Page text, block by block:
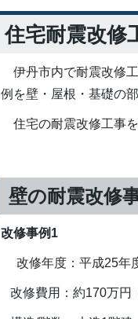
住宅耐震改修
伊丹市内で耐震改修
例を壁・屋根・基礎の
住宅の耐震改修工事を
壁の耐震改修
改修事例1
改修年度：平成25年
改修費用：約170万円